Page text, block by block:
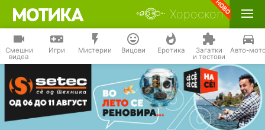
Хороскоп
Смешни
видеа
Игри Мистерии Вицови Еротика Загатки
и тестови
Авто-